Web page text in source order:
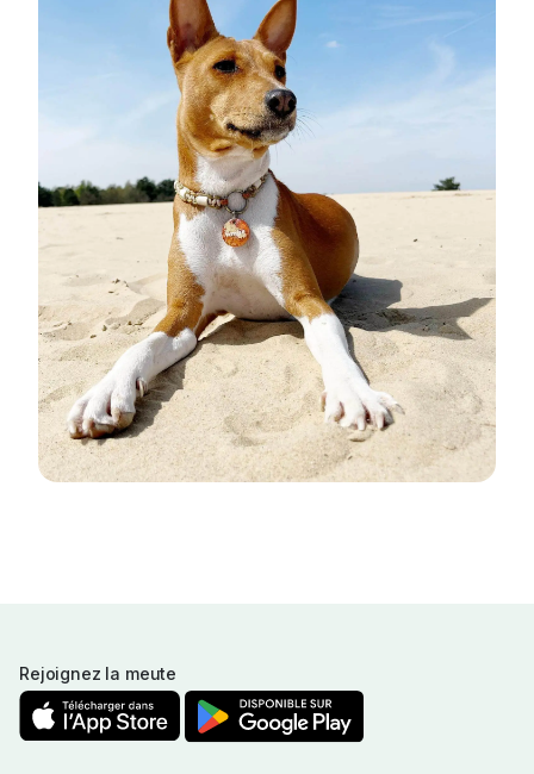
Rejoignez la meute